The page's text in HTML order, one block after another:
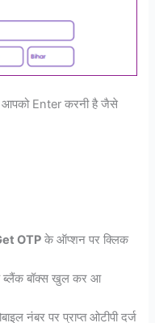
आपको Enter करनी है जैसे
OTP के ऑप्शन पर क्लिक
ब्लैंक बॉक्स खुल कर आ
नंबर पर प्राप्त ओटीपी दर्ज